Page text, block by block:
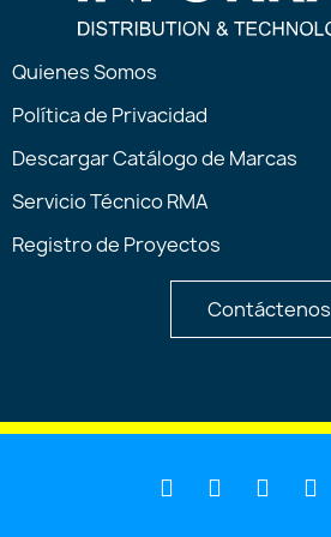
Quienes Somos
Política de Privacidad
Descargar Catálogo de Marcas
Servicio Técnico RMA
Registro de Proyectos
Contáctenos